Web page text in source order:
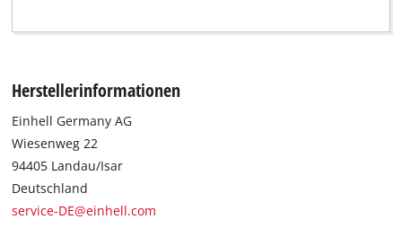
Herstellerinformationen
Einhell Germany AG
Wiesenweg 22
94405 Landau/Isar
Deutschland
service-DE@einhell.com